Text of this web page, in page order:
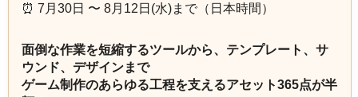
⏰️ 7月30日 〜 8月12日(水)まで（日本時間）
面倒な作業を短縮するツールから、テンプレート、サ
ウンド、デザインまで
ゲーム制作のあらゆる工程を支えるアセット365点が半